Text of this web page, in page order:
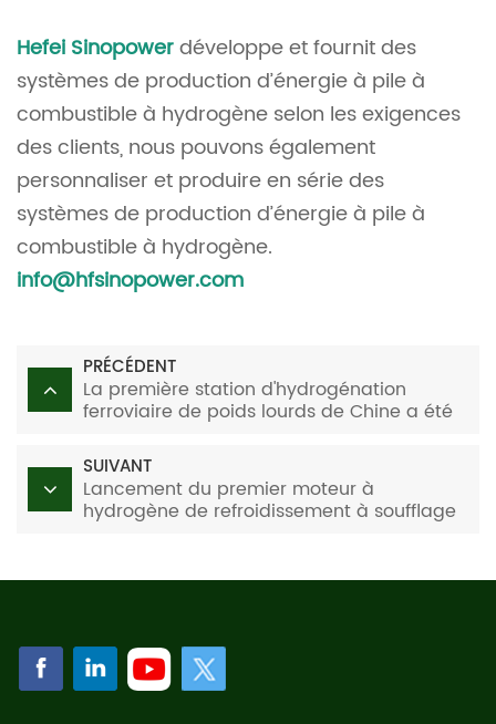
Hefei Sinopowerdéveloppe et fournit des
systèmes de production d’énergie à pile à
combustible à hydrogène selon les exigences
des clients, nous pouvons également
personnaliser et produire en série des
systèmes de production d’énergie à pile à
combustible à hydrogène.
info@hfsinopower.com
PRÉCÉDENT
La première station d'hydrogénation
ferroviaire de poids lourds de Chine a été
SUIVANT
Lancement du premier moteur à
hydrogène de refroidissement à soufflage